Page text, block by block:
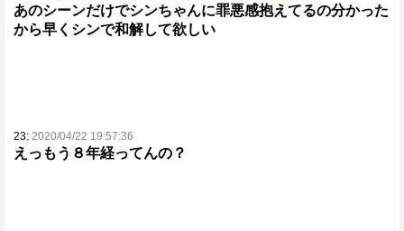
あのシーンだけでシンちゃんに罪悪感抱えてるの分かった
から早くシンで和解して欲しい
23: 2020/04/22 19:57:36
えっもう８年経ってんの？